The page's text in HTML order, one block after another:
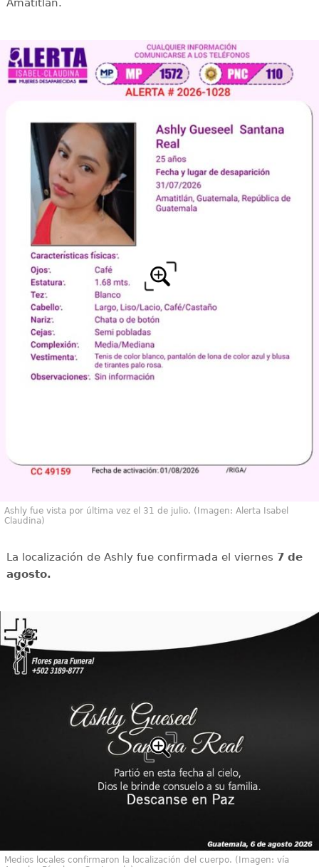
Amatitlán.
Ashly fue vista por última vez el 31 de julio. (Imagen: Alerta Isabel
Claudina)
La localización de Ashly fue confirmada el viernes 7 de
agosto.
Medios locales confirmaron la localización del cuerpo. (Imagen: vía